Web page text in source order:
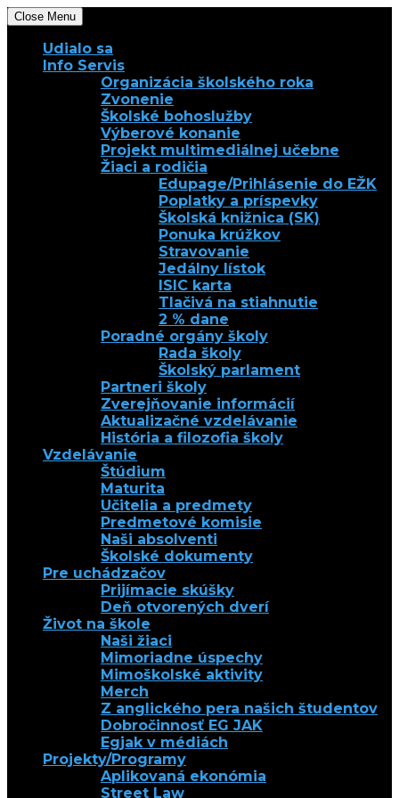
Close Menu
Udialo sa
Info Servis
Organizácia školského roka
Zvonenie
Školské bohoslužby
Výberové konanie
Projekt multimediálnej učebne
Žiaci a rodičia
Edupage/Prihlásenie do EŽK
Poplatky a príspevky
Školská knižnica (SK)
Ponuka krúžkov
Stravovanie
Jedálny lístok
ISIC karta
Tlačivá na stiahnutie
2 % dane
Poradné orgány školy
Rada školy
Školský parlament
Partneri školy
Zverejňovanie informácií
Aktualizačné vzdelávanie
História a filozofia školy
Vzdelávanie
Štúdium
Maturita
Učitelia a predmety
Predmetové komisie
Naši absolventi
Školské dokumenty
Pre uchádzačov
Prijímacie skúšky
Deň otvorených dverí
Život na škole
Naši žiaci
Mimoriadne úspechy
Mimoškolské aktivity
Merch
Z anglického pera našich študentov
Dobročinnosť EG JAK
Egjak v médiách
Projekty/Programy
Aplikovaná ekonómia
Street Law